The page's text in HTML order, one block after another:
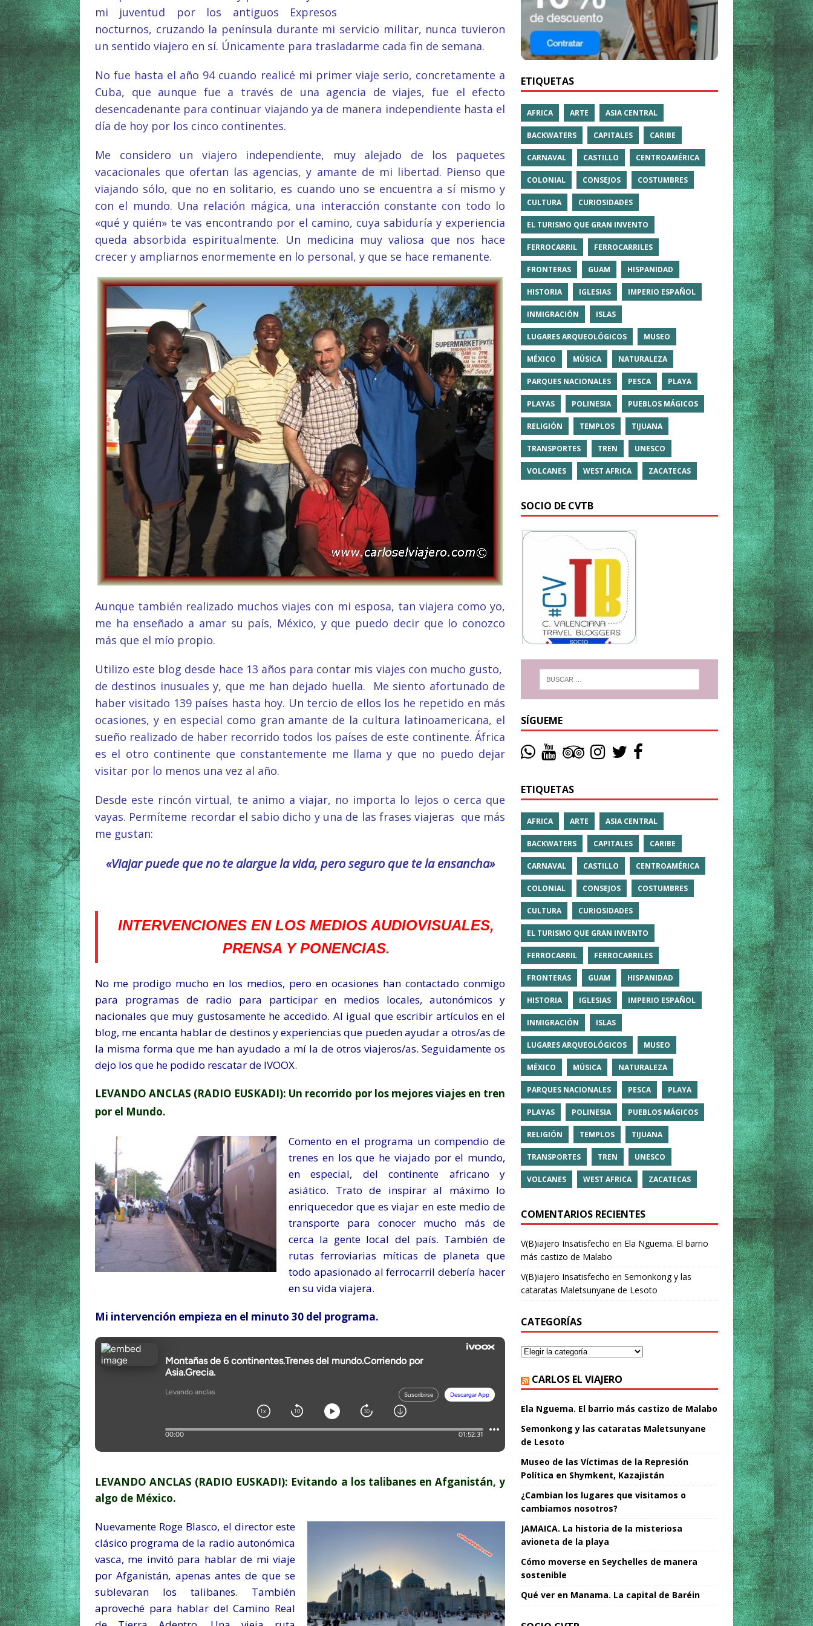
mi juventud por los antiguos Expresos
nocturnos, cruzando la península durante mi servicio militar, nunca tuvieron
un sentido viajero en sí. Únicamente para trasladarme cada fin de semana.
No fue hasta el año 94 cuando realicé mi primer viaje serio, concretamente a
Cuba, que aunque fue a través de una agencia de viajes, fue el efecto
desencadenante para continuar viajando ya de manera independiente hasta el
día de hoy por los cinco continentes.
Me considero un viajero independiente, muy alejado de los paquetes
vacacionales que ofertan las agencias, y amante de mi libertad. Pienso que
viajando sólo, que no en solitario, es cuando uno se encuentra a sí mismo y
con el mundo. Una relación mágica, una interacción constante con todo lo
«qué y quién» te vas encontrando por el camino, cuya sabiduría y experiencia
queda absorbida espiritualmente. Un medicina muy valiosa que nos hace
crecer y ampliarnos enormemente en lo personal, y que se hace remanente.
Aunque también realizado muchos viajes con mi esposa, tan viajera como yo,
me ha enseñado a amar su país, México, y que puedo decir que lo conozco
más que el mío propio.
Utilizo este blog desde hace 13 años para contar mis viajes con mucho gusto,
de destinos inusuales y, que me han dejado huella. Me siento afortunado de
haber visitado 139 países hasta hoy. Un tercio de ellos los he repetido en más
ocasiones, y en especial como gran amante de la cultura latinoamericana, el
sueño realizado de haber recorrido todos los países de este continente. África
es el otro continente que constantemente me llama y que no puedo dejar
visitar por lo menos una vez al año.
Desde este rincón virtual, te animo a viajar, no importa lo lejos o cerca que
vayas. Permíteme recordar el sabio dicho y una de las frases viajeras que más
me gustan:
«Viajar puede que no te alargue la vida, pero seguro que te la ensancha»
INTERVENCIONES EN LOS MEDIOS AUDIOVISUALES,
PRENSA Y PONENCIAS.
No me prodigo mucho en los medios, pero en ocasiones han contactado conmigo
para programas de radio para participar en medios locales, autonómicos y
nacionales que muy gustosamente he accedido. Al igual que escribir artículos en el
blog, me encanta hablar de destinos y experiencias que pueden ayudar a otros/as de
la misma forma que me han ayudado a mí la de otros viajeros/as. Seguidamente os
dejo los que he podido rescatar de IVOOX.
LEVANDO ANCLAS (RADIO EUSKADI): Un recorrido por los mejores viajes en tren
por el Mundo.
Comento en el programa un compendio de
trenes en los que he viajado por el mundo,
en especial, del continente africano y
asiático. Trato de inspirar al máximo lo
enriquecedor que es viajar en este medio de
transporte para conocer mucho más de
cerca la gente local del país. También de
rutas ferroviarias míticas de planeta que
todo apasionado al ferrocarril debería hacer
en su vida viajera.
Mi intervención empieza en el minuto 30 del programa.
LEVANDO ANCLAS (RADIO EUSKADI): Evitando a los talibanes en Afganistán, y
algo de México.
Nuevamente Roge Blasco, el director este
clásico programa de la radio autonómica
vasca, me invitó para hablar de mi viaje
por Afganistán, apenas antes de que se
sublevaran los talibanes. También
aproveché para hablar del Camino Real
ETIQUETAS
AFRICA ARTE ASIA CENTRAL
BACKWATERS CAPITALES CARIBE
CARNAVAL CASTILLO CENTROAMÉRICA
COLONIAL CONSEJOS COSTUMBRES
CULTURA CURIOSIDADES
EL TURISMO QUE GRAN INVENTO
FERROCARRIL FERROCARRILES
FRONTERAS GUAM HISPANIDAD
HISTORIA IGLESIAS IMPERIO ESPAÑOL
INMIGRACIÓN ISLAS
LUGARES ARQUEOLÓGICOS MUSEO
MÉXICO MÚSICA NATURALEZA
PARQUES NACIONALES PESCA PLAYA
PLAYAS POLINESIA PUEBLOS MÁGICOS
RELIGIÓN TEMPLOS TIJUANA
TRANSPORTES TREN UNESCO
VOLCANES WEST AFRICA ZACATECAS
SOCIO DE CVTB
SÍGUEME
ETIQUETAS
AFRICA ARTE ASIA CENTRAL
BACKWATERS CAPITALES CARIBE
CARNAVAL CASTILLO CENTROAMÉRICA
COLONIAL CONSEJOS COSTUMBRES
CULTURA CURIOSIDADES
EL TURISMO QUE GRAN INVENTO
FERROCARRIL FERROCARRILES
FRONTERAS GUAM HISPANIDAD
HISTORIA IGLESIAS IMPERIO ESPAÑOL
INMIGRACIÓN ISLAS
LUGARES ARQUEOLÓGICOS MUSEO
MÉXICO MÚSICA NATURALEZA
PARQUES NACIONALES PESCA PLAYA
PLAYAS POLINESIA PUEBLOS MÁGICOS
RELIGIÓN TEMPLOS TIJUANA
TRANSPORTES TREN UNESCO
VOLCANES WEST AFRICA ZACATECAS
COMENTARIOS RECIENTES
V(B)iajero Insatisfecho en Ela Nguema. El barrio
más castizo de Malabo
V(B)iajero Insatisfecho en Semonkong y las
cataratas Maletsunyane de Lesoto
CATEGORÍAS
CARLOS EL VIAJERO
Ela Nguema. El barrio más castizo de Malabo
Semonkong y las cataratas Maletsunyane
de Lesoto
Museo de las Víctimas de la Represión
Política en Shymkent, Kazajistán
¿Cambian los lugares que visitamos o
cambiamos nosotros?
JAMAICA. La historia de la misteriosa
avioneta de la playa
Cómo moverse en Seychelles de manera
sostenible
Qué ver en Manama. La capital de Baréin